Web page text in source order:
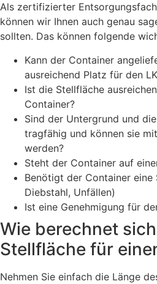
Als zertifizierter
können wir Ihnen auch genau
sollten. Das können folgende
Kann der Container
ausreichend Platz für den
Ist die Stellfläche
Container?
Sind der Untergrund und
tragfähig und können sie
werden?
Steht der Container auf
Benötigt der Container eine
Diebstahl, Unfällen)
Ist eine Genehmigung für
Wie berechnet
Stellfläche für
Nehmen Sie einfach die Länge